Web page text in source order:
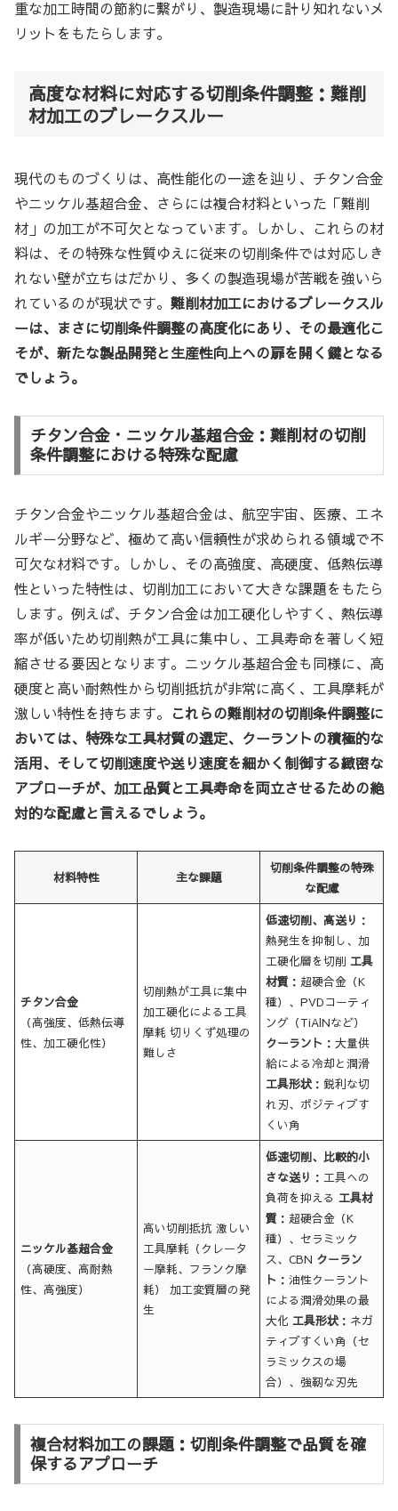
重な加工時間の節約に繋がり、製造現場に計り知れないメ
リットをもたらします。
高度な材料に対応する切削条件調整：難削
材加工のブレークスルー
現代のものづくりは、高性能化の一途を辿り、チタン合金
やニッケル基超合金、さらには複合材料といった「難削
材」の加工が不可欠となっています。しかし、これらの材
料は、その特殊な性質ゆえに従来の切削条件では対応しき
れない壁が立ちはだかり、多くの製造現場が苦戦を強いら
れているのが現状です。 難削材加工におけるブレークスル
ーは、まさに切削条件調整の高度化にあり、その最適化こ
そが、新たな製品開発と生産性向上への扉を開く鍵となる
でしょう。
チタン合金・ニッケル基超合金：難削材の切削
条件調整における特殊な配慮
チタン合金やニッケル基超合金は、航空宇宙、医療、エネ
ルギー分野など、極めて高い信頼性が求められる領域で不
可欠な材料です。しかし、その高強度、高硬度、低熱伝導
性といった特性は、切削加工において大きな課題をもたら
します。例えば、チタン合金は加工硬化しやすく、熱伝導
率が低いため切削熱が工具に集中し、工具寿命を著しく短
縮させる要因となります。ニッケル基超合金も同様に、高
硬度と高い耐熱性から切削抵抗が非常に高く、工具摩耗が
激しい特性を持ちます。 これらの難削材の切削条件調整に
おいては、特殊な工具材質の選定、クーラントの積極的な
活用、そして切削速度や送り速度を細かく制御する緻密な
アプローチが、加工品質と工具寿命を両立させるための絶
対的な配慮と言えるでしょう。
材料特性 主な課題
切削条件調整の特殊
な配慮
チタン合金
（高強度、低熱伝導
性、加工硬化性）
切削熱が工具に集中
加工硬化による工具
摩耗 切りくず処理の
難しさ
低速切削、高送り ：
熱発生を抑制し、加
工硬化層を切削 工具
材質 ：超硬合金（K
種）、PVDコーティ
ング（TiAlNなど）
クーラント ：大量供
給による冷却と潤滑
工具形状 ：鋭利な切
れ刃、ポジティブす
くい角
ニッケル基超合金
（高硬度、高耐熱
性、高強度）
高い切削抵抗 激しい
工具摩耗（クレータ
ー摩耗、フランク摩
耗） 加工変質層の発
生
低速切削、比較的小
さな送り ：工具への
負荷を抑える 工具材
質 ：超硬合金（K
種）、セラミック
ス、CBN クーラン
ト ：油性クーラント
による潤滑効果の最
大化 工具形状 ：ネガ
ティブすくい角（セ
ラミックスの場
合）、強靭な刃先
複合材料加工の課題：切削条件調整で品質を確
保するアプローチ